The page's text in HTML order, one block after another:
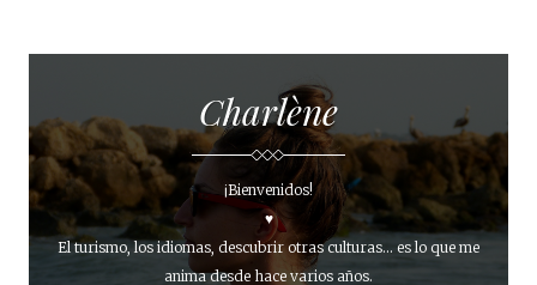
Charlène
¡Bienvenidos!
♥
El turismo, los idiomas, descubrir otras culturas... es lo que me
anima desde hace varios años.